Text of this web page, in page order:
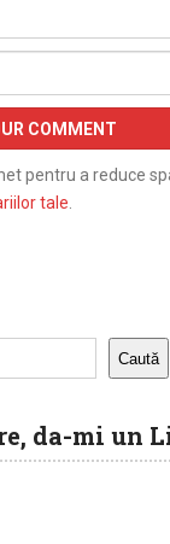
pentru a reduce
tale.
Caută
da-mi un